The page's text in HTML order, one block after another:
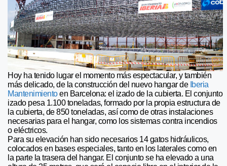
Hoy ha tenido lugar el momento más espectacular, y también
más delicado, de la construcción del nuevo hangar de Iberia
Mantenimientoen Barcelona: el izado de la cubierta. El conjunto
izado pesa 1.100 toneladas, formado por la propia estructura de
la cubierta, de 850 toneladas, así como de otras instalaciones
necesarias para el hangar, como los sistemas contra incendios
o eléctricos.
Para su elevación han sido necesarios 14 gatos hidráulicos,
colocados en bases especiales, tanto en los laterales como en
la parte la trasera del hangar. El conjunto se ha elevado a una